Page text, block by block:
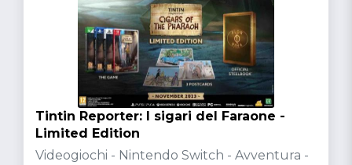
Tintin Reporter: I sigari del Faraone -
Limited Edition
Videogiochi - Nintendo Switch - Avventura -